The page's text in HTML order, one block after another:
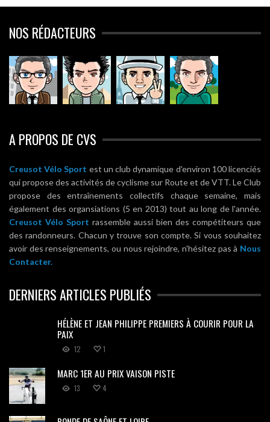
NOS RÉDACTEURS
A PROPOS DE CVS
Creusot Vélo Sport est un club dynamique d'environ 100 licenciés
qui propose des activités de cyclisme sur Route et de VTT. Le Club
propose des entraînements collectifs chaque semaine, mais
également des organsiations (5 en 2013) tout au long de l'année.
Creusot Vélo Sport rassemble aussi bien des compétiteurs que
des randonneurs. Chacun y trouve son compte. Si vous souhaitez
avoir des renseignements, ou nous rejoindre, n'hésitez pas à Nous
Contacter.
DERNIERS ARTICLES PUBLIÉS
HÉLÈNE ET JEAN PHILIPPE PREMIERS À COURIR POUR LA
PAIX
12 1
MARC 1ER AU PRIX VAISON PISTE
13 4